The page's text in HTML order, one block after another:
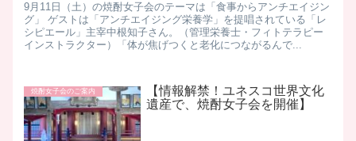
9月11日（土）の焼酎女子会のテーマは「食事からアンチエイジン
グ」 ゲストは「アンチエイジング栄養学」を提唱されている「レ
シピエール」主宰中根知子さん。（管理栄養士・フィトテラピー
インストラクター）「体が焦げつくと老化につながるんで...
焼酎女子会のご案内
【情報解禁！ユネスコ世界文化
遺産で、焼酎女子会を開催】